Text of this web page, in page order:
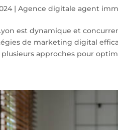
|Agence digitale agent
est dynamique et
de marketing digital
approches pour